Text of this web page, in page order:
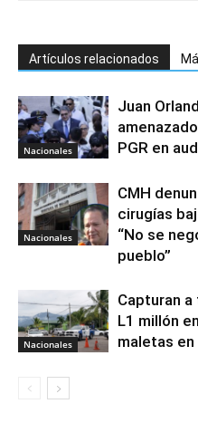
Artículos relacionados
Nacionales
Juan
PGR en
Nacionales
CMH
cirugías
“No se
pueblo”
Nacionales
Capturan
L1 millón
maletas en